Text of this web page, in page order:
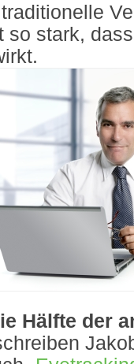
so stark,
Hälfte der